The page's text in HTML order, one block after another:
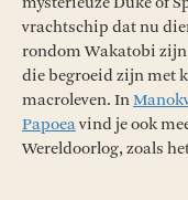
vrachtschip dat nu
rondom Wakatobi
die begroeid zijn met
macroleven. In
Papoeavind je ook
Wereldoorlog, zoals